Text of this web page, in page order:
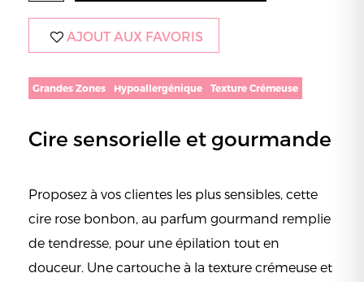
AJOUT AUX FAVORIS
Grandes Zones Hypoallergénique Texture Crémeuse
Cire sensorielle et gourmande
Proposez à vos clientes les plus sensibles, cette
cire rose bonbon, au parfum gourmand remplie
de tendresse, pour une épilation tout en
douceur. Une cartouche à la texture crémeuse et